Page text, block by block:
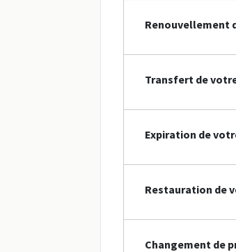
Renouvellement
Transfert de
Expiration de
Restauration de
Changement de